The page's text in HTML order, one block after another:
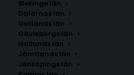
Blekinge län
Dalarnas län
Gotlands län
Gävleborgs län
Hallands län
Jämtlands län
Jönköpings län